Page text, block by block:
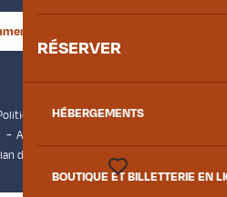
RÉSERVER
HÉBERGEMENTS
BOUTIQUE ET BILLETTERIE EN
venir ?
de confidentialité
Accessibilité : non conforme
du site